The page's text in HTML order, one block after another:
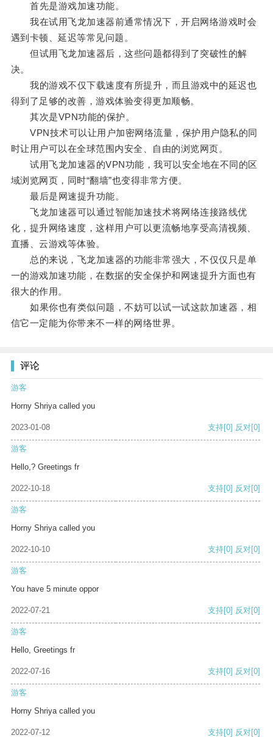
首先是游戏加速功能。
我在试用飞龙加速器前通常情况下，开启网络游戏时会
遇到卡顿、延迟等常见问题。
但试用飞龙加速器后，这些问题都得到了突破性的解
决。
我的游戏不仅下载速度有所提升，而且游戏中的延迟也
得到了足够的改善，游戏体验变得更加顺畅。
其次是VPN功能的保护。
VPN技术可以让用户加密网络流量，保护用户隐私的同
时让用户可以在全球范围内安全、自由的浏览网页。
试用飞龙加速器的VPN功能，我可以安全地在不同的区
域浏览网页，同时“翻墙”也变得非常方便。
最后是网速提升功能。
飞龙加速器可以通过智能加速技术将网络连接路线优
化，提升网络速度，这样用户可以更流畅地享受高清视频、
直播、云游戏等体验。
总的来说，飞龙加速器的功能非常强大，不仅仅只是单
一的游戏加速功能，在数据的安全保护和网速提升方面也有
很大的作用。
如果你也有类似问题，不妨可以试一试这款加速器，相
信它一定能为你带来不一样的网络世界。
评论
游客
Horny Shriya called you
2023-01-08 支持[0] 反对[0]
游客
Hello,? Greetings fr
2022-10-18 支持[0] 反对[0]
游客
Horny Shriya called you
2022-10-10 支持[0] 反对[0]
游客
You have 5 minute oppor
2022-07-21 支持[0] 反对[0]
游客
Hello, Greetings fr
2022-07-16 支持[0] 反对[0]
游客
Horny Shriya called you
2022-07-12 支持[0] 反对[0]